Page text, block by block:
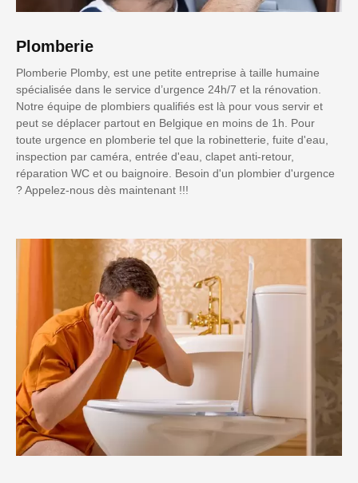
Plomberie
Plomberie Plomby, est une petite entreprise à taille humaine
spécialisée dans le service d’urgence 24h/7 et la rénovation.
Notre équipe de plombiers qualifiés est là pour vous servir et
peut se déplacer partout en Belgique en moins de 1h. Pour
toute urgence en plomberie tel que la robinetterie, fuite d'eau,
inspection par caméra, entrée d'eau, clapet anti-retour,
réparation WC et ou baignoire. Besoin d'un plombier d'urgence
? Appelez-nous dès maintenant !!!